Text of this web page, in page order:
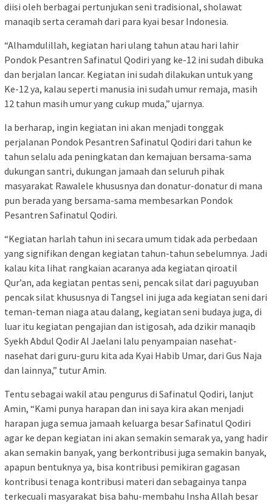
diisi oleh berbagai pertunjukan seni tradisional, sholawat
manaqib serta ceramah dari para kyai besar Indonesia.
“Alhamdulillah, kegiatan hari ulang tahun atau hari lahir
Pondok Pesantren Safinatul Qodiri yang ke-12 ini sudah dibuka
dan berjalan lancar. Kegiatan ini sudah dilakukan untuk yang
Ke-12 ya, kalau seperti manusia ini sudah umur remaja, masih
12 tahun masih umur yang cukup muda,” ujarnya.
Ia berharap, ingin kegiatan ini akan menjadi tonggak
perjalanan Pondok Pesantren Safinatul Qodiri dari tahun ke
tahun selalu ada peningkatan dan kemajuan bersama-sama
dukungan santri, dukungan jamaah dan seluruh pihak
masyarakat Rawalele khususnya dan donatur-donatur di mana
pun berada yang bersama-sama membesarkan Pondok
Pesantren Safinatul Qodiri.
“Kegiatan harlah tahun ini secara umum tidak ada perbedaan
yang signifikan dengan kegiatan tahun-tahun sebelumnya. Jadi
kalau kita lihat rangkaian acaranya ada kegiatan qiroatil
Qur’an, ada kegiatan pentas seni, pencak silat dari paguyuban
pencak silat khususnya di Tangsel ini juga ada kegiatan seni dari
teman-teman niaga atau dalang, kegiatan seni budaya juga, di
luar itu kegiatan pengajian dan istigosah, ada dzikir manaqib
Syekh Abdul Qodir Al Jaelani lalu penyampaian nasehat-
nasehat dari guru-guru kita ada Kyai Habib Umar, dari Gus Naja
dan lainnya,” tutur Amin.
Tentu sebagai wakil atau pengurus di Safinatul Qodiri, lanjut
Amin, “Kami punya harapan dan ini saya kira akan menjadi
harapan juga semua jamaah keluarga besar Safinatul Qodiri
agar ke depan kegiatan ini akan semakin semarak ya, yang hadir
akan semakin banyak, yang berkontribusi juga semakin banyak,
apapun bentuknya ya, bisa kontribusi pemikiran gagasan
kontribusi tenaga kontribusi materi dan sebagainya tanpa
terkecuali masyarakat bisa bahu-membahu Insha Allah besar